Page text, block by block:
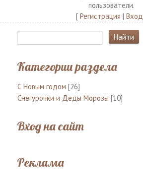
пользователи.
[ Регистрация | Вход
Категории раздела
С Новым годом [26]
Снегурочки и Деды Морозы [10]
Вход на сайт
Реклама